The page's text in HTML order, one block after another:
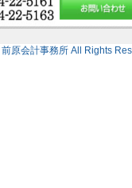
計事務所 All Rights